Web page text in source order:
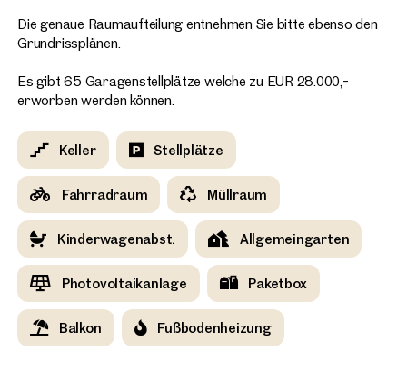
Die genaue Raumaufteilung entnehmen Sie bitte ebenso den
Grundrissplänen.
Es gibt 65 Garagenstellplätze welche zu EUR 28.000,-
erworben werden können.
Keller Stellplätze
Fahrradraum Müllraum
Kinderwagenabst. Allgemeingarten
Photovoltaikanlage Paketbox
Balkon Fußbodenheizung